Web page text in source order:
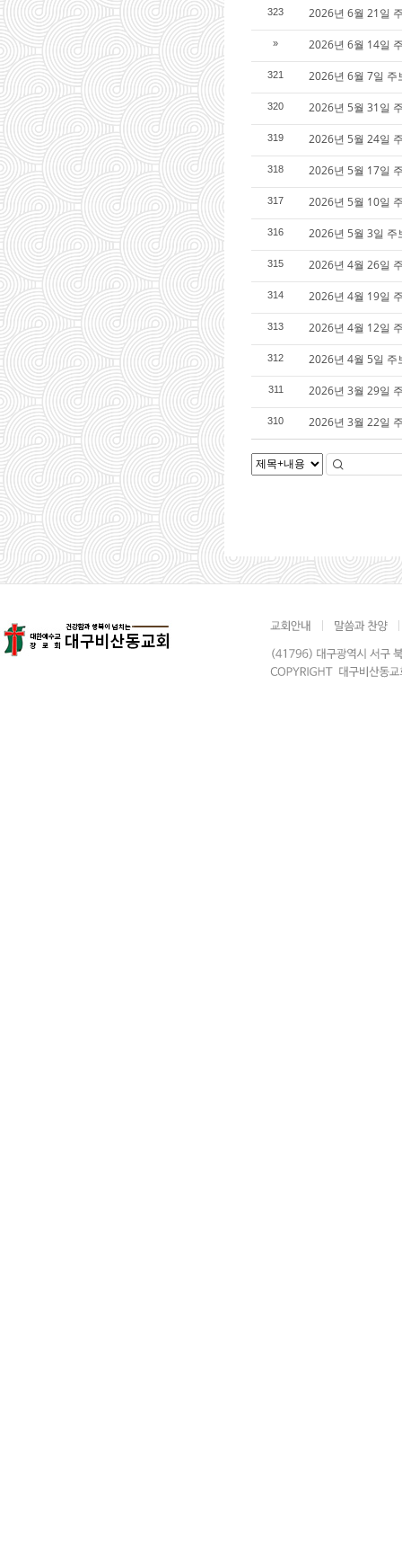
323 2026년 6월 21일
» 2026년 6월 14일
321 2026년 6월 7일 주
320 2026년 5월 31일
319 2026년 5월 24일
318 2026년 5월 17일
317 2026년 5월 10일
316 2026년 5월 3일 주
315 2026년 4월 26일
314 2026년 4월 19일
313 2026년 4월 12일
312 2026년 4월 5일 주
311 2026년 3월 29일
310 2026년 3월 22일